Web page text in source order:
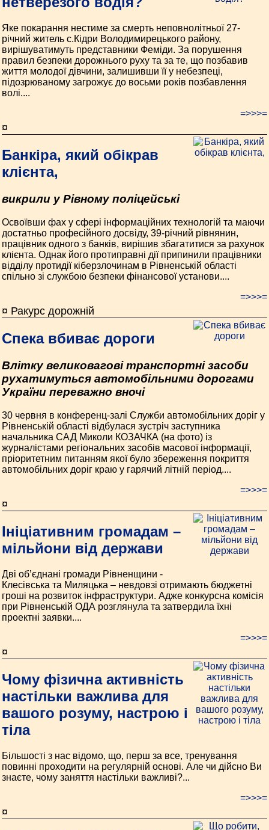
Яке покарання нестиме за смерть неповнолітньої 27-
річний житель с.Кідри Володимирецького району,
вирішуватимуть представники Феміди. За порушення
правил безпеки дорожнього руху та за те, що позбавив
життя молодої дівчини, залишивши її у небезпеці,
підозрюваному загрожує до восьми років позбавлення
волі....
=>>>=
¤
Банкіра, який обікрав
клієнта,
викрили у Рівному поліцейські
Освоївши фах у сфері інформаційних технологій та маючи
достатньо професійного досвіду, 39-річний рівнянин,
працівник одного з банків, вирішив збагатитися за рахунок
клієнта. Однак його протиправні дії припинили працівники
відділу протидії кіберзлочинам в Рівненській області
спільно зі службою безпеки фінансової установи....
=>>>=
¤ Ракурс дорожній
Спека вбиває дороги
Влітку великовагові транспортні засоби
рухатимуться автомобільними дорогами
України переважно вночі
30 червня в конференц-залі Служби автомобільних доріг у
Рівненській області відбулася зустріч заступника
начальника САД Миколи ­КОЗАЧКА (на фото) із
журналістами регіональних засобів масової інформації,
пріоритетним питанням якої було збереження покриття
автомобільних доріг краю у гарячий літній період....
=>>>=
¤
Ініціативним громадам –
мільйони від держави
Дві об’єднані громади Рівненщини -
Клесівська та Миляцька – невдовзі отримають бюджетні
гроші на розвиток інфраструктури. Адже конкурсна комісія
при Рівненській ОДА розглянула та затвердила їхні
проектні заявки....
=>>>=
¤
Чому фізична активність
настільки важлива для
вашого розуму, настрою і
тіла
Більшості з нас відомо, що, перш за все, тренування
повинні проходити на регулярній основі. Але чи дійсно Ви
знаєте, чому заняття настільки важливі?...
=>>>=
¤